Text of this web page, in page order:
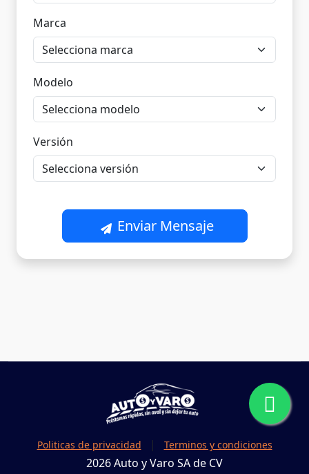
Marca
Modelo
Versión
Enviar Mensaje
Politicas de privacidad | Terminos y condiciones
2026 Auto y Varo SA de CV